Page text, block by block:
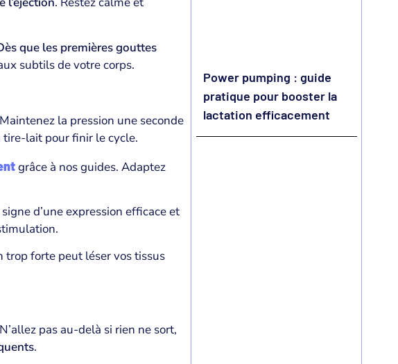
que les premières gouttes
subtils de votre corps.
la pression une seconde
lait pour finir le cycle.
grâce à nos guides. Adaptez
signe d’une expression efficace et
trop forte peut léser vos tissus
pas au-delà si rien ne sort,
.
Power pumping : guide
pratique pour booster la
lactation efficacement